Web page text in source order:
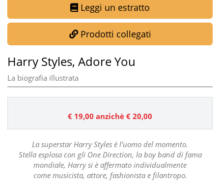
Leggi un estratto
Prodotti collegati
Harry Styles, Adore You
La biografia illustrata
€ 19,00 anzichè € 20,00
La superstar Harry Styles è l’uomo del momento.
Stella esplosa con gli One Direction, la boy band di fama
mondiale, Harry si è affermato individualmente
come musicista, attore, fashionista e filantropo.